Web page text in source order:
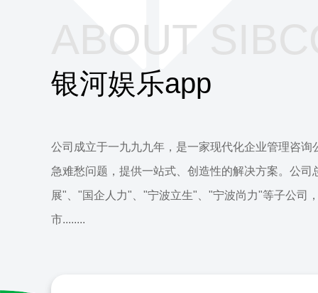
ABOUT
银河娱乐app
公司成立于一九九九年，是一家现代化企业管理咨询
急难愁问题，提供一站式、创造性的解决方案。公
展"、"国企人力"、"宁波立生"、"宁波尚力"等子公司
市........